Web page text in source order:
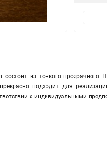
состоит из тонкого
подходит для
с индивидуальными